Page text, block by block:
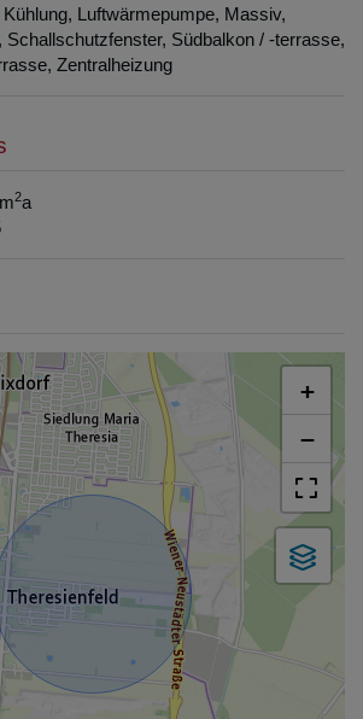
Kühlung Luftwärmepumpe Massiv
Schallschutzfenster Südbalkon / -terrasse
Zentralheizung
2a
+
−